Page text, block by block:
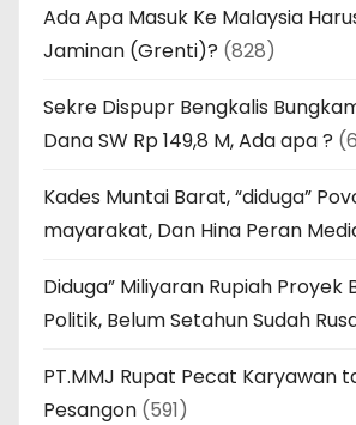
Ada Apa Masuk Ke Malaysia
Jaminan (Grenti)? (828)
Sekre Dispupr Bengkalis
Dana SW Rp 149,8 M, Ada apa ?
Kades Muntai Barat, “diduga”
mayarakat, Dan Hina Peran
Diduga” Miliyaran Rupiah Proyek
Politik, Belum Setahun Sudah
PT.MMJ Rupat Pecat Karyawan
Pesangon (591)